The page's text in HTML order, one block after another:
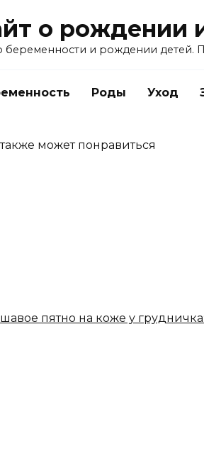
о рождении
беременности и рождении детей.
Роды Уход
может понравиться
пятно на коже у